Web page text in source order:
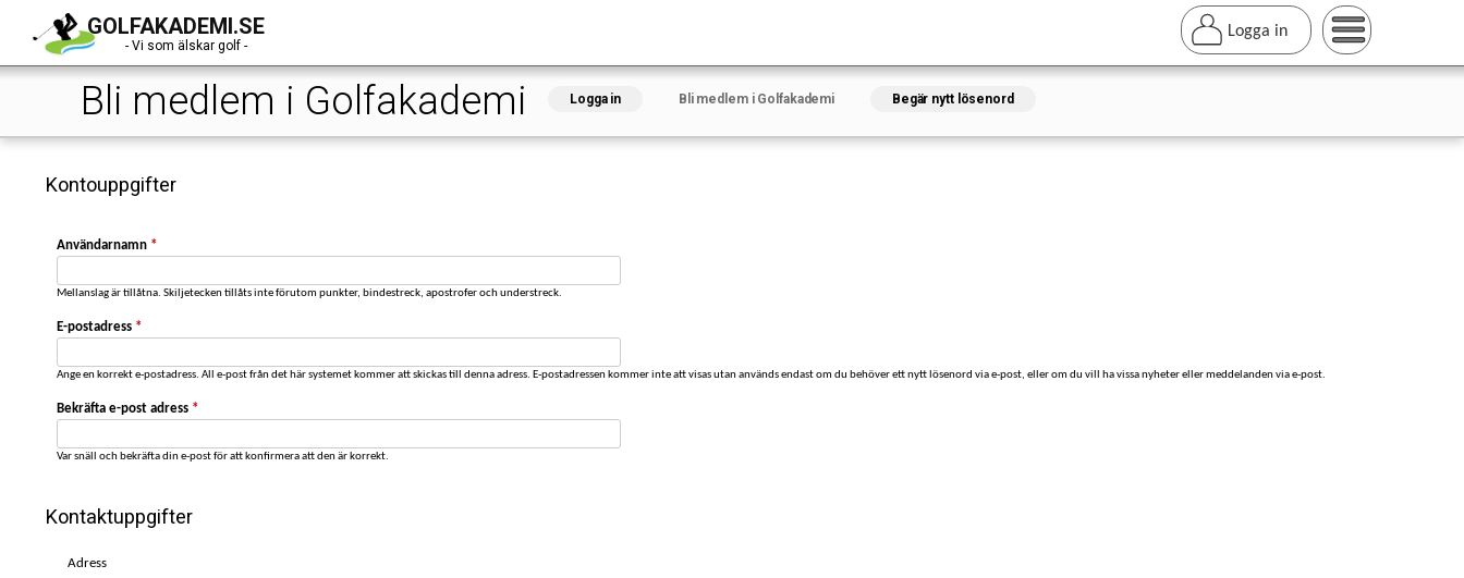
huvudinnehåll
Logga in
GOLFAKADEMI.SE
- Vi som älskar golf -
Bli medlem i Golfakademi Logga in Bli medlem i Golfakademi Begär nytt lösenord
Kontouppgifter
Användarnamn *
Mellanslag är tillåtna. Skiljetecken tillåts inte förutom punkter, bindestreck, apostrofer och understreck.
E-postadress *
Ange en korrekt e-postadress. All e-post från det här systemet kommer att skickas till denna adress. E-postadressen kommer inte att visas utan används endast om du behöver ett nytt lösenord via e-post, eller om du vill ha vissa nyheter eller meddelanden via e-post.
Bekräfta e-post adress *
Var snäll och bekräfta din e-post för att konfirmera att den är korrekt.
Kontaktuppgifter
Adress